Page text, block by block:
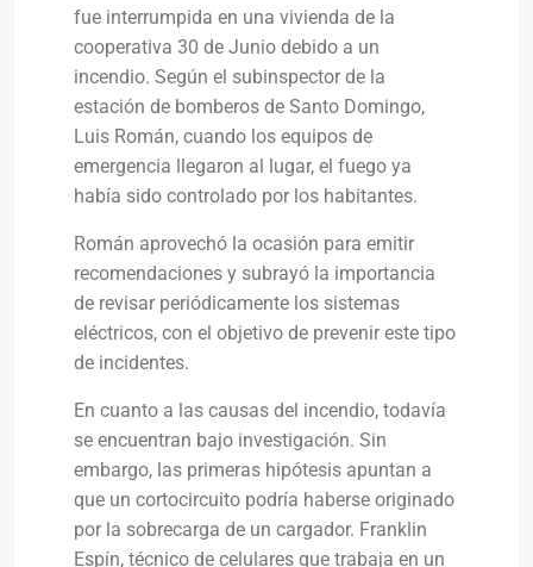
fue interrumpida en una vivienda de la
cooperativa 30 de Junio debido a un
incendio. Según el subinspector de la
estación de bomberos de Santo Domingo,
Luis Román, cuando los equipos de
emergencia llegaron al lugar, el fuego ya
había sido controlado por los habitantes.
Román aprovechó la ocasión para emitir
recomendaciones y subrayó la importancia
de revisar periódicamente los sistemas
eléctricos, con el objetivo de prevenir este tipo
de incidentes.
En cuanto a las causas del incendio, todavía
se encuentran bajo investigación. Sin
embargo, las primeras hipótesis apuntan a
que un cortocircuito podría haberse originado
por la sobrecarga de un cargador. Franklin
Espín, técnico de celulares que trabaja en un